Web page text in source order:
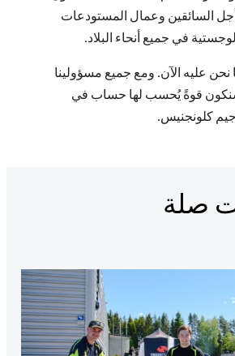
السائقين وعمال المستودعات
في جميع أنحاء البلاد.
عليه الآن. ومع جميع مسؤولينا
سنكون قوةً يُحسب لها حساب في
كلونجنيس.
صلة